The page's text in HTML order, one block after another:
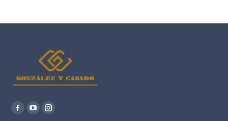
Encuéntranos en:
FacebookYouTubeInstagram